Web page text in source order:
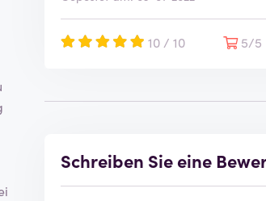
10 / 10 5/5
Schreiben Sie eine